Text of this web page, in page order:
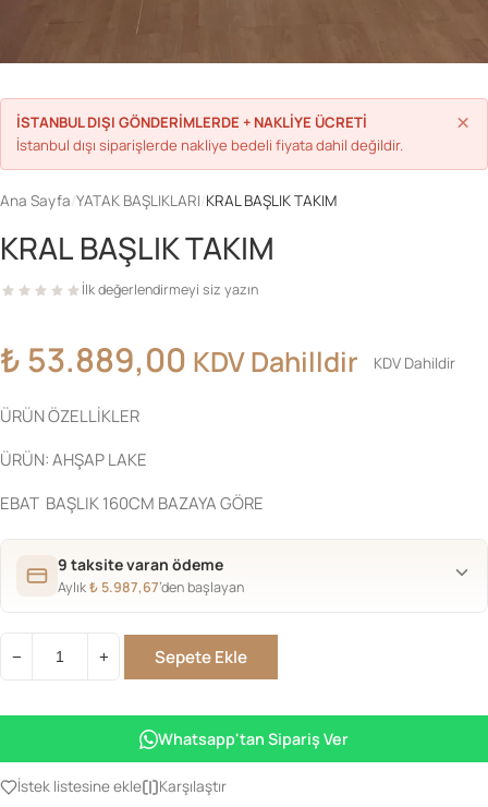
Hesap Oluştur
İSTANBUL DIŞI GÖNDERİMLERDE + NAKLİYE ÜCRETİ
İstanbul dışı siparişlerde nakliye bedeli fiyata dahil değildir.
×
Ana Sayfa YATAK BAŞLIKLARI KRAL BAŞLIK TAKIM
KRAL BAŞLIK TAKIM
İlk değerlendirmeyi siz yazın
₺53.889,00 KDV Dahilldir KDV Dahildir
ÜRÜN ÖZELLİKLER
ÜRÜN: AHŞAP LAKE
EBAT BAŞLIK 160CM BAZAYA GÖRE
9 taksite varan ödeme
Aylık₺ 5.987,67’den başlayan
−
TAKIM
+ Sepete Ekle
Whatsapp'tan Sipariş Ver
İstek listesine ekle Karşılaştır